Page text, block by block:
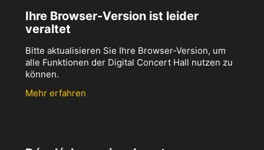
Ihre Browser-Version ist leider
veraltet
Bitte aktualisieren Sie Ihre Browser-Version, um
alle Funktionen der Digital Concert Hall nutzen zu
können.
Mehr erfahren